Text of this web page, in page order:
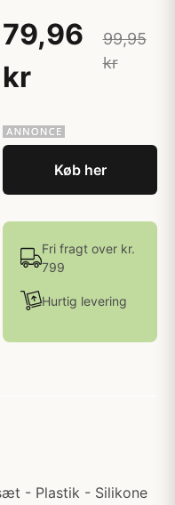
79,96
kr
99,95
kr
Køb her
Fri fragt over kr.
799
Hurtig levering
- Plastik - Silikone